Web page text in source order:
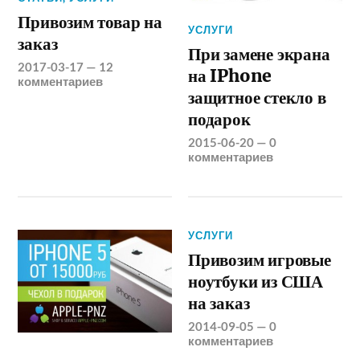
Привозим товар на
заказ
2017-03-17 — 12
комментариев
УСЛУГИ
При замене экрана
на IPhone
защитное стекло в
подарок
2015-06-20 —0
комментариев
УСЛУГИ
Привозим игровые
ноутбуки из США
на заказ
2014-09-05 —0
комментариев